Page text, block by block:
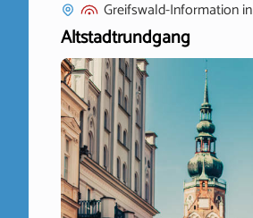
Greifswald-Informationin
Altstadtrundgang